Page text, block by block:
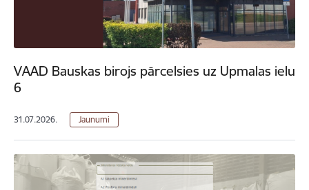
VAAD Bauskas birojs pārcelsies uz Upmalas ielu
6
31.07.2026. Jaunumi